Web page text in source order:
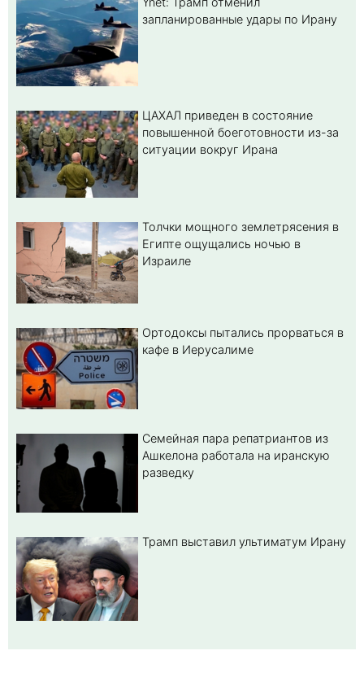
запланированные удары по Ирану
ЦАХАЛ приведен в состояние
повышенной боеготовности из-за
ситуации вокруг Ирана
Толчки мощного землетрясения в
Египте ощущались ночью в
Израиле
Ортодоксы пытались прорваться в
кафе в Иерусалиме
Семейная пара репатриантов из
Ашкелона работала на иранскую
разведку
Трамп выставил ультиматум Ирану